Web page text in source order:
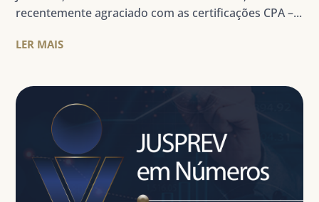
recentemente agraciado com as certificações CPA –...
LER MAIS